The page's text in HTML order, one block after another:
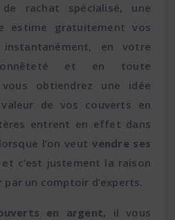
rachat spécialisé, une
estime gratuitement vos
instantanément, en votre
et en toute
obtiendrez une idée
de vos couverts en
entrent en effet dans
l’on veut vendre ses
et c’est justement la raison
un comptoir d’experts.
en argent, il vous